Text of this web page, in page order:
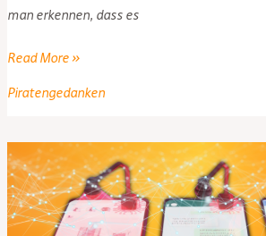
man erkennen, dass es
Die
sind
ein
Zeichen
der
Read More »
Piratengedanken